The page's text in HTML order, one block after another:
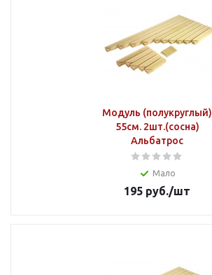
Модуль (полукруглый)
55см. 2шт.(сосна)
Альбатрос
Мало
195 руб./шт